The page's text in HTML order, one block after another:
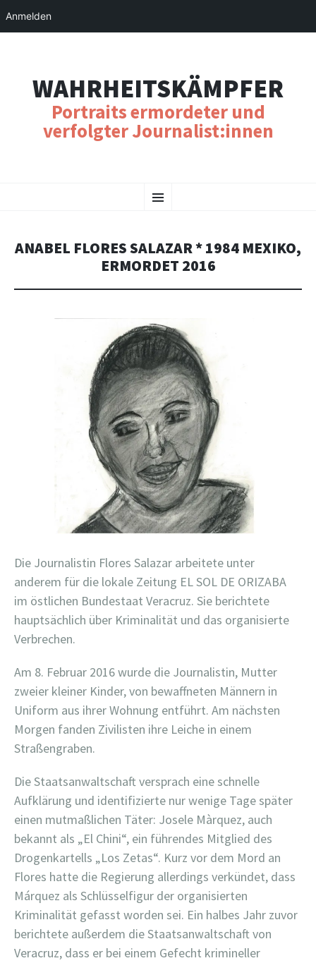
WAHRHEITSKÄMPFER
Portraits ermordeter und
verfolgter Journalist:innen
Menu
TO
ANABEL FLORES SALAZAR * 1984 MEXIKO,
ERMORDET 2016
Die Journalistin Flores Salazar arbeitete unter
anderem für die lokale Zeitung EL SOL DE ORIZABA
im östlichen Bundestaat Veracruz. Sie berichtete
hauptsächlich über Kriminalität und das organisierte
Verbrechen.
Am 8. Februar 2016 wurde die Journalistin, Mutter
zweier kleiner Kinder, von bewaffneten Männern in
Uniform aus ihrer Wohnung entführt. Am nächsten
Morgen fanden Zivilisten ihre Leiche in einem
Straßengraben.
Die Staatsanwaltschaft versprach eine schnelle
Aufklärung und identifizierte nur wenige Tage später
einen mutmaßlichen Täter: Josele Màrquez, auch
bekannt als „El Chini“, ein führendes Mitglied des
Drogenkartells „Los Zetas“. Kurz vor dem Mord an
Flores hatte die Regierung allerdings verkündet, dass
Márquez als Schlüsselfigur der organisierten
Kriminalität gefasst worden sei. Ein halbes Jahr zuvor
berichtete außerdem die Staatsanwaltschaft von
Veracruz, dass er bei einem Gefecht krimineller
Anmelden